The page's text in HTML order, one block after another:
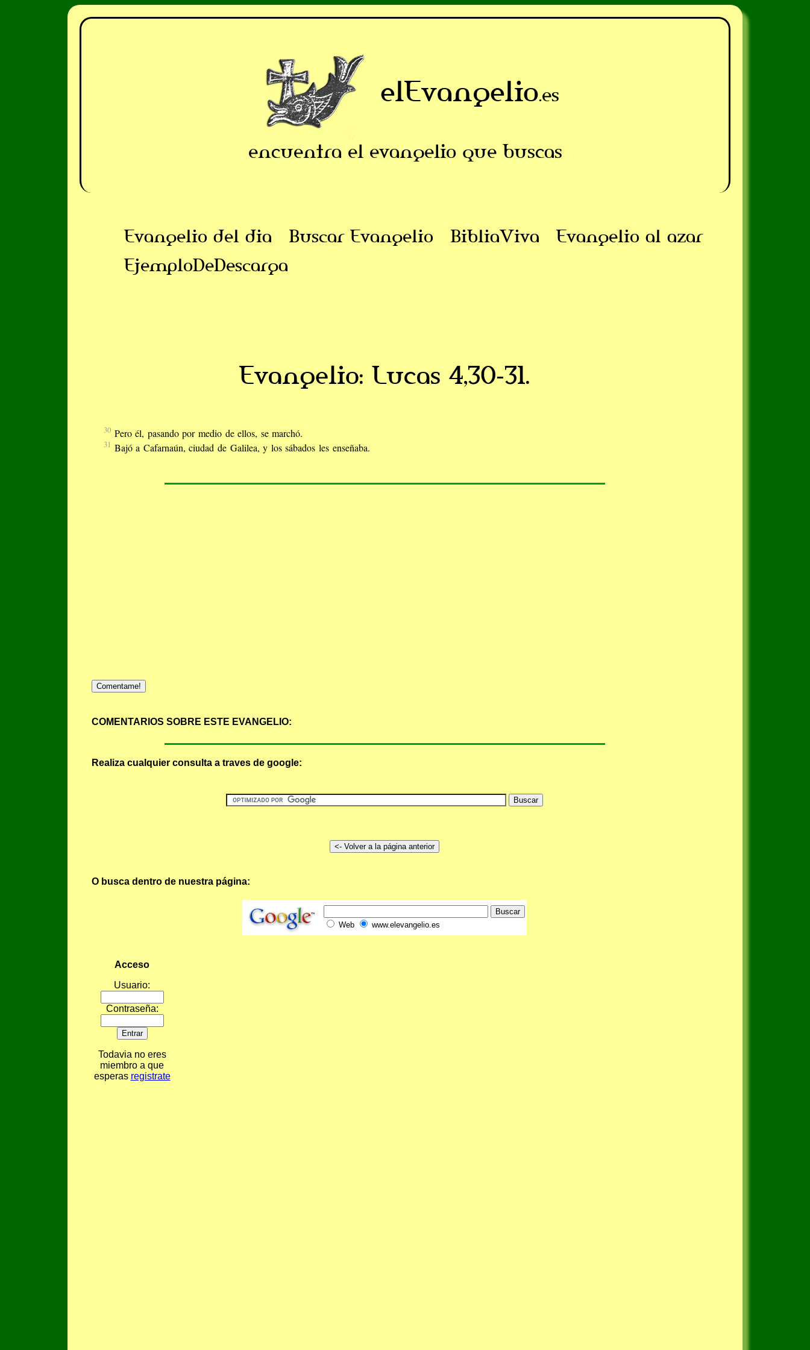
elEvangelio.es
encuentra el evangelio que buscas
Evangelio del dia Buscar Evangelio BibliaViva
Evangelio al azar
EjemploDeDescarga
Evangelio: Lucas 4,30-31.
30 Pero él, pasando por medio de ellos, se marchó.
31 Bajó a Cafarnaún, ciudad de Galilea, y los sábados les enseñaba.
Comentame!
COMENTARIOS SOBRE ESTE EVANGELIO:
Realiza cualquier consulta a traves de google:
O busca dentro de nuestra página:
Web www.elevangelio.es
Acceso
Usuario:
Contraseña:
Todavia no eres
miembro a que
esperas registrate